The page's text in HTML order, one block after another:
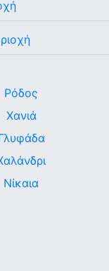
Ρόδος
Χανιά
Νίκαια